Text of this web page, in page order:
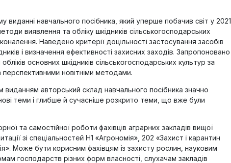
навчального посібника, який уперше побачив світ у 2021
виявлення та обліку шкідників сільськогосподарських
Наведено критерії доцільності застосування засобів
і визначення ефективності захисних заходів. Запропоновано
основних шкідників сільськогосподарських культур за
новітніми методами.
виданням авторський склад навчального посібника значно
теми і глибше й сучасніше розкрито теми, що вже були
та самостійної роботи фахівців аграрних закладів вищої
зі спеціальностей Н1 «Агрономія», 202 «Захист і карантин
Може бути корисним фахівцям із захисту рослин, науковим
господарств різних форм власності, слухачам закладів